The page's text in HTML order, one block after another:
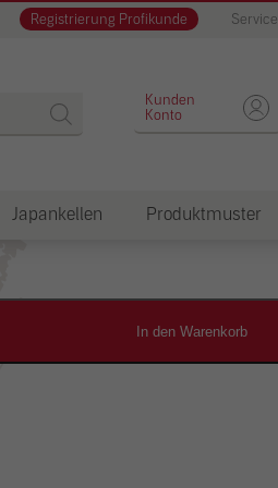
Registrierung Profikunde Service
Kunden
Konto
Japankellen Produktmuster
Designputz
In den Warenkorb